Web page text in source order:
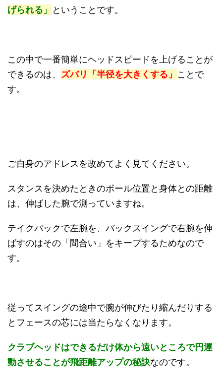
げられる」
ということです。
この中で一番簡単にヘッドスピードを上げることが
できるのは、
ズバリ「半径を大きくする」 ことで
す。
ご自身のアドレスを改めてよく見てください。
スタンスを決めたときのボール位置と身体との距離
は、伸ばした腕で測っていますね。
テイクバックで左腕を、バックスイングで右腕を伸
ばすのはその「間合い」をキープするためなので
す。
従ってスイングの途中で腕が伸びたり縮んだりする
とフェースの芯には当たらなくなります。
クラブヘッドはできるだけ体から遠いところで円運
動させることが飛距離アップの秘訣なのです。